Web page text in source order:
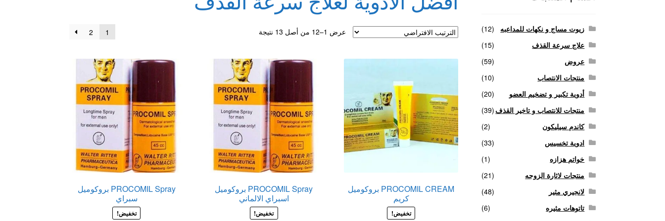
عرض 1–12 من أصل 13 نتيجة 1
2
PROCOMIL CREAM بروكوميل
كريم
تخفيض!
PROCOMIL Spray بروكوميل
اسبراي الالماني
تخفيض!
PROCOMIL Spray بروكوميل
سبراي
تخفيض!
زيوت مساج و نكهات للمداعبه
(12)
علاج سرعة القذف
(15)
عروض
(59)
منتجات الانتصاب
(10)
أدوية تكبير و تضخيم العضو
(20)
منتجات للانتصاب و تاخير القذف (39)
كاندم سيليكون
(2)
ادوية تخسيس
(33)
خواتم هزازه
(1)
منتجات لاثارة الزوجه
(21)
لانجيري مثير
(48)
تاتوهات مثيره
(6)